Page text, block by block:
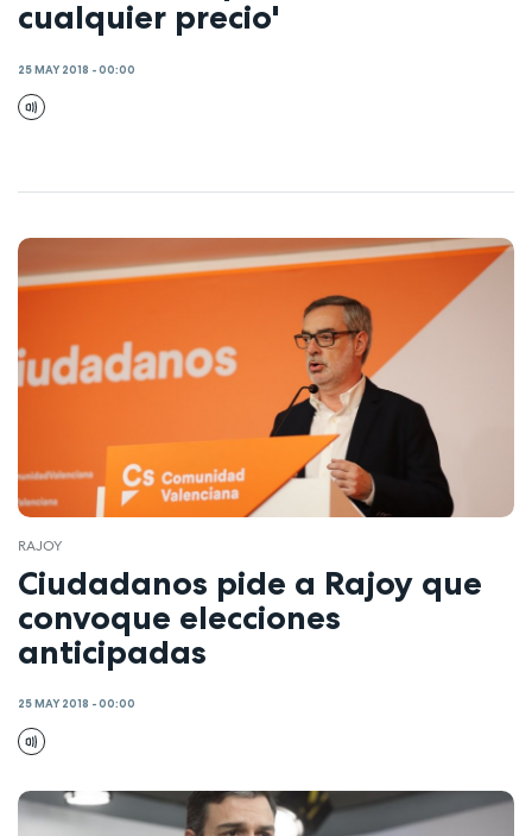
cualquier precio'
25 MAY 2018 - 00:00
RAJOY
Ciudadanos pide a Rajoy que
convoque elecciones
anticipadas
25 MAY 2018 - 00:00